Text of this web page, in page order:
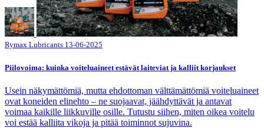
Rymax Lubricants 13-06-2025
Piilovoima: kuinka voiteluaineet estävät laiteviat ja kalliit korjaukset
Usein näkymättömiä, mutta ehdottoman välttämättömiä voiteluaineet
ovat koneiden elinehto – ne suojaavat, jäähdyttävät ja antavat
voimaa kaikille liikkuville osille. Tutustu siihen, miten oikea voitelu
voi estää kalliita vikoja ja pitää toiminnot sujuvina.